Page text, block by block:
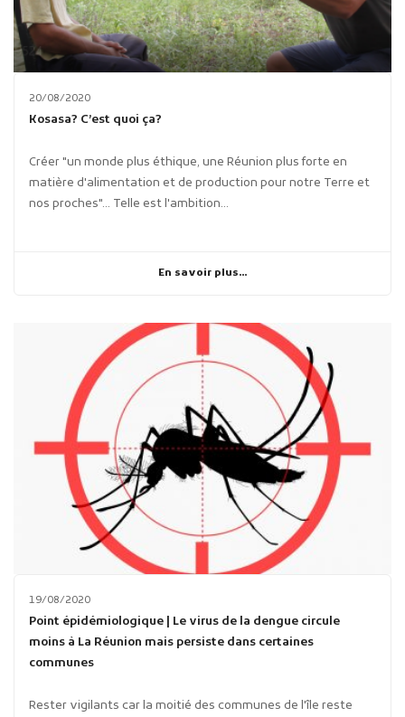
Plans d'accès
20/08/2020
Kosasa? C’est quoi ça?
Créer "un monde plus éthique, une Réunion plus forte en
matière d'alimentation et de production pour notre Terre et
nos proches"... Telle est l'ambition...
En savoir plus...
19/08/2020
Point épidémiologique | Le virus de la dengue circule
moins à La Réunion mais persiste dans certaines
communes
Rester vigilants car la moitié des communes de l'île reste